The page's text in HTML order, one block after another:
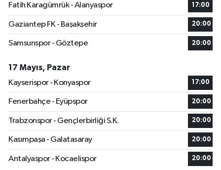
Fatih Karagümrük - Alanyaspor
17:00
Gaziantep FK - Başakşehir 20:00
Samsunspor - Göztepe 20:00
17 Mayıs, Pazar
Kayserispor - Konyaspor
17:00
Fenerbahçe - Eyüpspor 20:00
Trabzonspor - Gençlerbirliği S.K. 20:00
Kasımpaşa - Galatasaray 20:00
Antalyaspor - Kocaelispor 20:00